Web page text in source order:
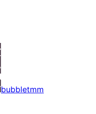
bubbletmm